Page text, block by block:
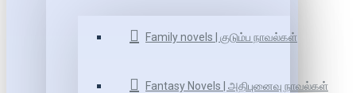
Family novels | குடும்ப நாவல்கள்
Fantasy Novels | அதிபுனைவு நாவல்கள்